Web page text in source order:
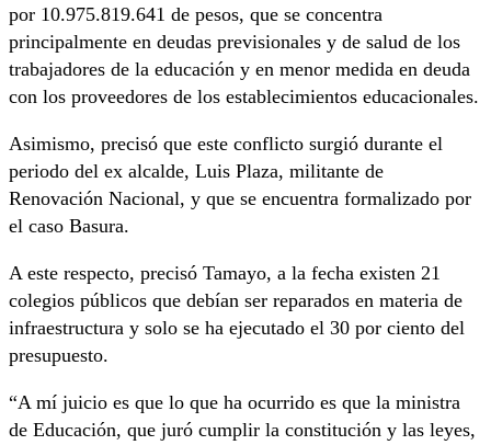
por 10.975.819.641 de pesos, que se concentra
principalmente en deudas previsionales y de salud de los
trabajadores de la educación y en menor medida en deuda
con los proveedores de los establecimientos educacionales.
Asimismo, precisó que este conflicto surgió durante el
periodo del ex alcalde, Luis Plaza, militante de
Renovación Nacional, y que se encuentra formalizado por
el caso Basura.
A este respecto, precisó Tamayo, a la fecha existen 21
colegios públicos que debían ser reparados en materia de
infraestructura y solo se ha ejecutado el 30 por ciento del
presupuesto.
“A mí juicio es que lo que ha ocurrido es que la ministra
de Educación, que juró cumplir la constitución y las leyes,